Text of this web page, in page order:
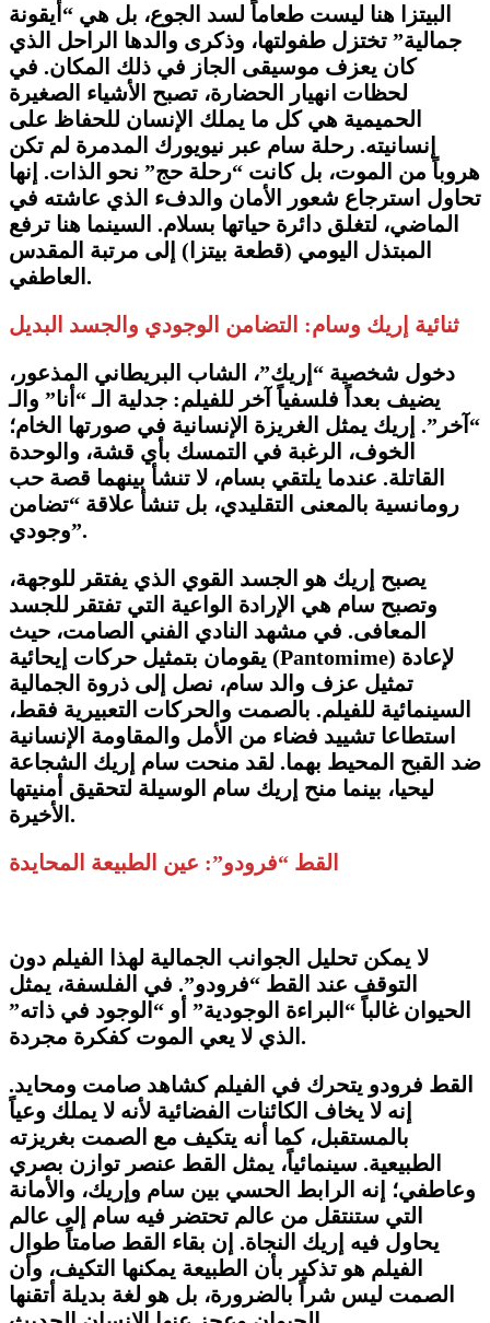
​البيتزا هنا ليست طعاماً لسد الجوع، بل هي “أيقونة
جمالية” تختزل طفولتها، وذكرى والدها الراحل الذي
كان يعزف موسيقى الجاز في ذلك المكان. في
لحظات انهيار الحضارة، تصبح الأشياء الصغيرة
الحميمية هي كل ما يملك الإنسان للحفاظ على
إنسانيته. رحلة سام عبر نيويورك المدمرة لم تكن
هروباً من الموت، بل كانت “رحلة حج” نحو الذات. إنها
تحاول استرجاع شعور الأمان والدفء الذي عاشته في
الماضي، لتغلق دائرة حياتها بسلام. السينما هنا ترفع
المبتذل اليومي (قطعة بيتزا) إلى مرتبة المقدس
العاطفي.
​ثنائية إريك وسام: التضامن الوجودي والجسد البديل
​دخول شخصية “إريك”، الشاب البريطاني المذعور،
يضيف بعداً فلسفياً آخر للفيلم: جدلية الـ “أنا” والـ
“آخر”. إريك يمثل الغريزة الإنسانية في صورتها الخام؛
الخوف، الرغبة في التمسك بأي قشة، والوحدة
القاتلة. عندما يلتقي بسام، لا تنشأ بينهما قصة حب
رومانسية بالمعنى التقليدي، بل تنشأ علاقة “تضامن
وجودي”.
​يصبح إريك هو الجسد القوي الذي يفتقر للوجهة،
وتصبح سام هي الإرادة الواعية التي تفتقر للجسد
المعافى. في مشهد النادي الفني الصامت، حيث
يقومان بتمثيل حركات إيحائية (Pantomime) لإعادة
تمثيل عزف والد سام، نصل إلى ذروة الجمالية
السينمائية للفيلم. بالصمت والحركات التعبيرية فقط،
استطاعا تشييد فضاء من الأمل والمقاومة الإنسانية
ضد القبح المحيط بهما. لقد منحت سام إريك الشجاعة
ليحيا، بينما منح إريك سام الوسيلة لتحقيق أمنيتها
الأخيرة.
​القط “فرودو”: عين الطبيعة المحايدة
​لا يمكن تحليل الجوانب الجمالية لهذا الفيلم دون
التوقف عند القط “فرودو”. في الفلسفة، يمثل
الحيوان غالباً “البراءة الوجودية” أو “الوجود في ذاته”
الذي لا يعي الموت كفكرة مجردة.
​القط فرودو يتحرك في الفيلم كشاهد صامت ومحايد.
إنه لا يخاف الكائنات الفضائية لأنه لا يملك وعياً
بالمستقبل، كما أنه يتكيف مع الصمت بغريزته
الطبيعية. سينمائياً، يمثل القط عنصر توازن بصري
وعاطفي؛ إنه الرابط الحسي بين سام وإريك، والأمانة
التي ستنتقل من عالم تحتضر فيه سام إلى عالم
يحاول فيه إريك النجاة. إن بقاء القط صامتاً طوال
الفيلم هو تذكير بأن الطبيعة يمكنها التكيف، وأن
الصمت ليس شراً بالضرورة، بل هو لغة بديلة أتقنها